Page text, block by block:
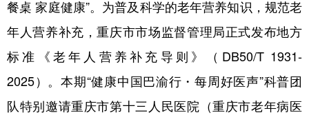
餐桌 家庭健康”。为普及科学的老年营养知识，规范老
年人营养补充，重庆市市场监督管理局正式发布地方
标准《老年人营养补充导则》（DB50/T 1931-
2025）。本期“健康中国巴渝行・每周好医声”科普团
队特别邀请重庆市第十三人民医院（重庆市老年病医